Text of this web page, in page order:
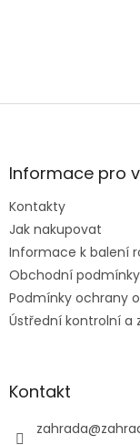
Z
aInformace pro
Kontakty
Jak nakupovat
Informace k balení
Obchodní podmínky
Podmínky ochrany
Ústřední kontrolní a
Kontakt
zahrada@